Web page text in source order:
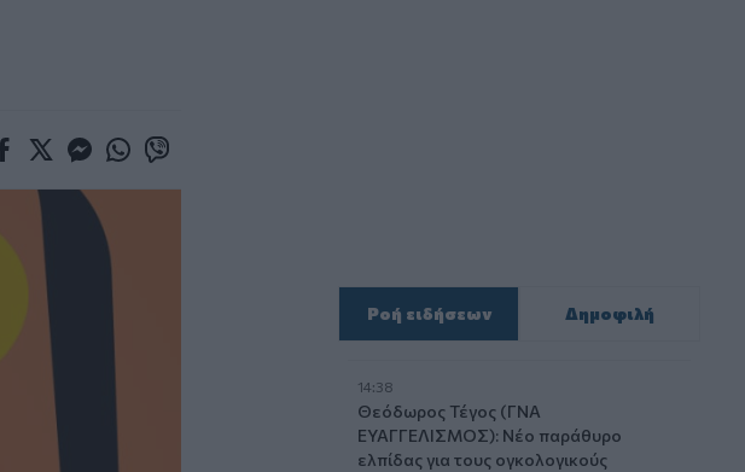
Ροή ειδήσεων Δημοφιλή
14:38
Θεόδωρος Τέγος (ΓΝΑ
ΕΥΑΓΓΕΛΙΣΜΟΣ): Νέο παράθυρο
ελπίδας για τους ογκολογικούς